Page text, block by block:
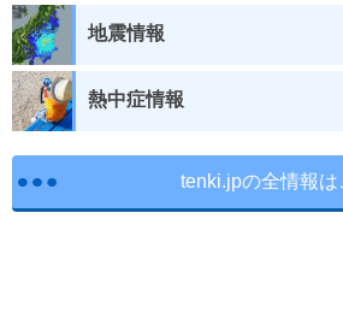
地震情報
熱中症情報
tenki.jpの全情報は